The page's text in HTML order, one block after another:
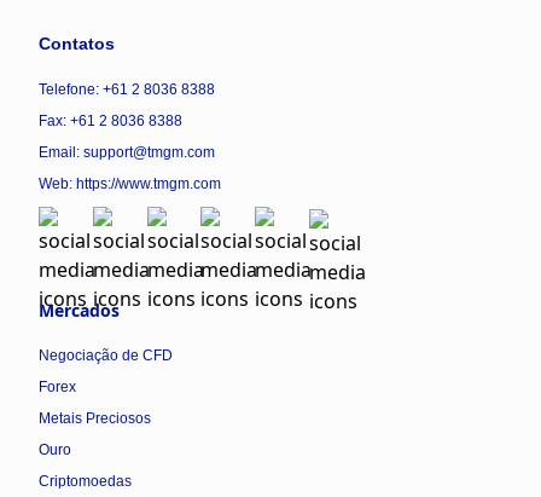
Contatos
Telefone: +61 2 8036 8388
Fax: +61 2 8036 8388
Email: support@tmgm.com
Web: https://www.tmgm.com
Mercados
Negociação de CFD
Forex
Metais Preciosos
Ouro
Criptomoedas